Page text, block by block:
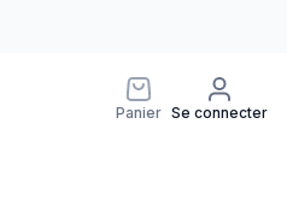
Panier Se connecter